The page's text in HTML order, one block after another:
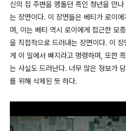
신의 집 주변을 맴돌던 흑인 청년을 만
는 장면이다. 이 장면들은 베티가 로이
며, 이는 베티 역시 로이에게 접근한 모
을 직접적으로 드러내는 장면이다. 이
게 이 일에서 빠지라고 명령하며, 또한
는 사실도 드러난다. 너무 많은 정보가
를 위해 삭제된 듯 하다.